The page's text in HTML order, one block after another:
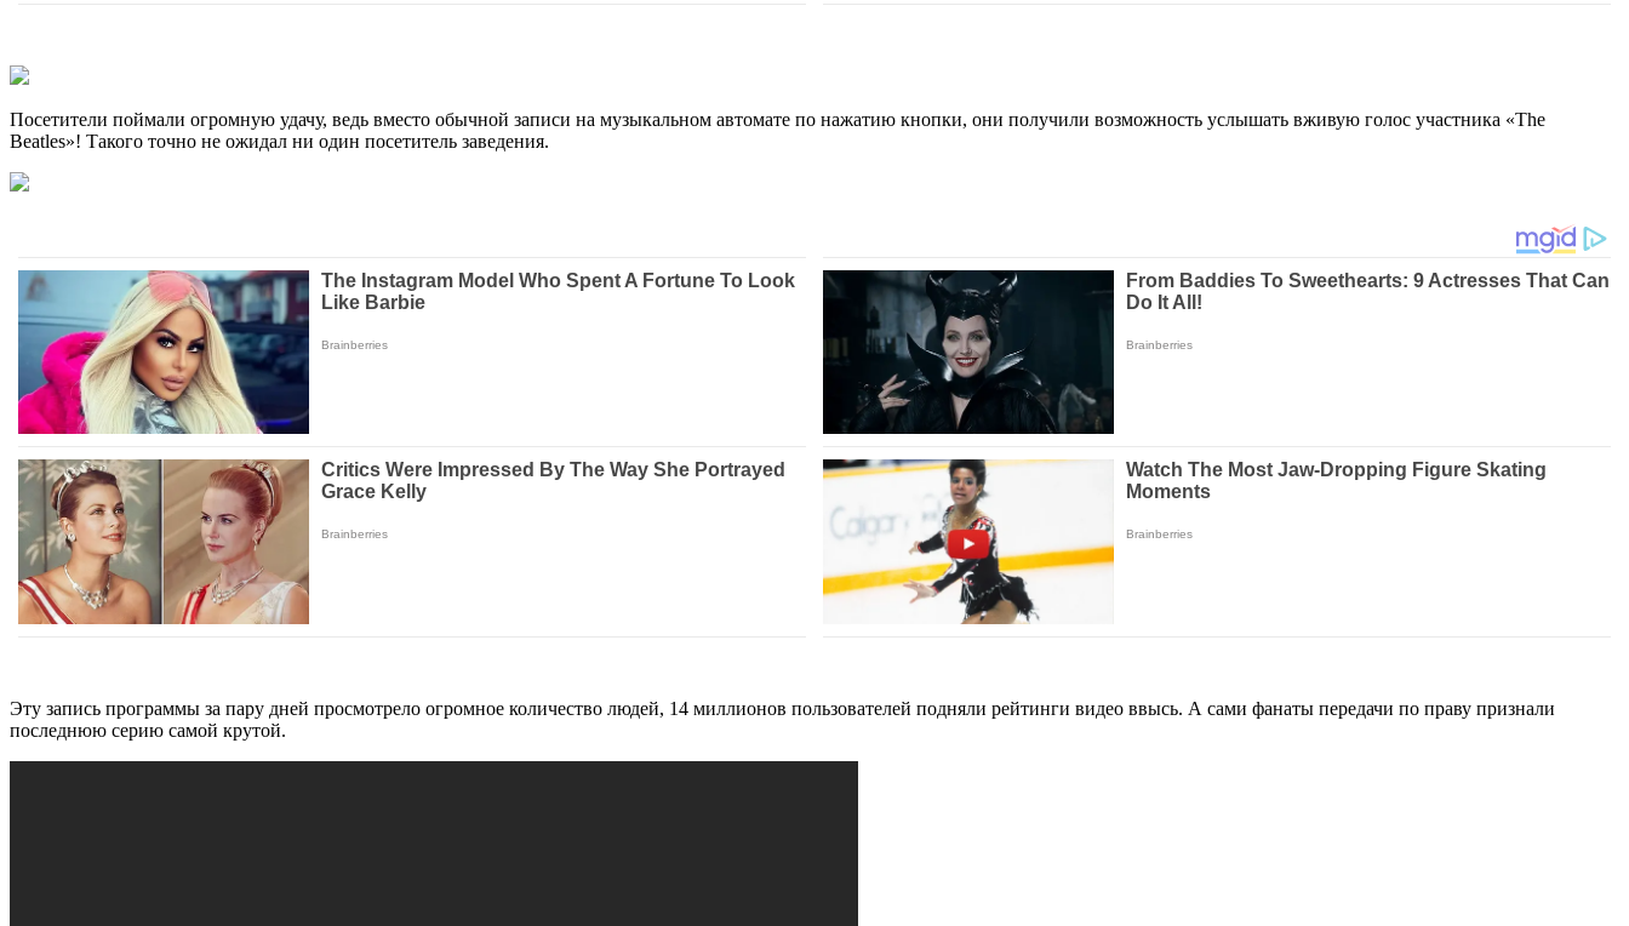
Посетители поймали огромную удачу, ведь вместо обычной записи на музыкальном автомате по нажатию кнопки, они получили возможность услышать вживую голос участника «The
Beatles»! Такого точно не ожидал ни один посетитель заведения.
Эту запись программы за пару дней просмотрело огромное количество людей, 14 миллионов пользователей подняли рейтинги видео ввысь. А сами фанаты передачи по праву признали
последнюю серию самой крутой.